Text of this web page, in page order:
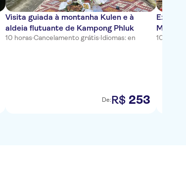
Visita guiada à montanha Kulen e à
aldeia flutuante de Kampong Phluk
10 horas·Cancelamento grátis·Idiomas: en
De:R$ 253
Mealea
Reap
10 horas